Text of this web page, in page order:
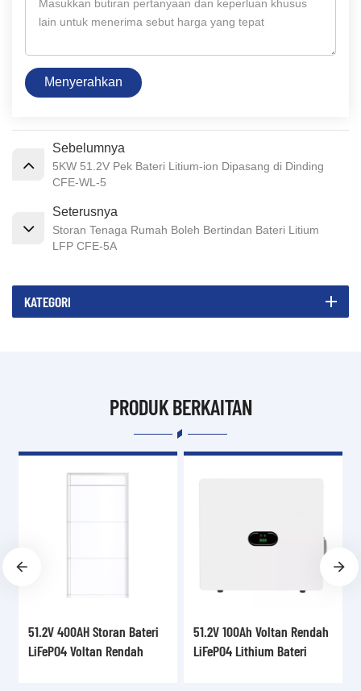
Menyerahkan
Sebelumnya
5KW 51.2V Pek Bateri Litium-ion Dipasang di Dinding
CFE-WL-5
Seterusnya
Storan Tenaga Rumah Boleh Bertindan Bateri Litium
LFP CFE-5A
KATEGORI
PRODUK BERKAITAN
51.2V 400AH Storan Bateri
LiFePO4 Voltan Rendah
51.2V 100Ah Voltan Rendah
LiFePO4 Lithium Bateri